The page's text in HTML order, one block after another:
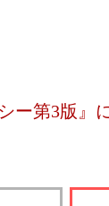
シー第3版』